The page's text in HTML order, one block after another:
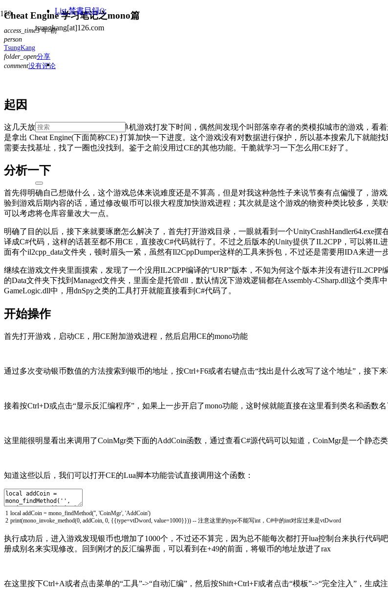
tsungkang[at]126.com
List禁書目録();
Cheat Engine 学习笔记之mono篇
access_time3 年 前
person
TsungKang
folder_open分享
comment没有评论
起因
这几天放假，闲着无聊就想着找点单机游戏打发下时间，偶然间发现个叫部落幸存者的类模拟城市的游戏，看
是拿出 Cheat Engine(下面简称CE) 打算加快一下进度。这个游戏没有对数据进行保护，所以基本搜索几下就
需要去找基址，找了一圈也没找到。鉴于之前没用过CE的其他功能。干脆就学习一下怎么用CE好了。
分析一下
首先得明确自己想做什么，这个游戏总体来说难度还是不算高，但是对我这种急性子来说节奏有点偏慢了，游
验到游戏后期内容的话，通过修改银币可以很大程度加快游戏进程；其次就是这个游戏的物资种类比较多，关
可以考虑将仓库容量改大一点。
明确了目的以后，接下来就要琢磨怎么解决了，首先打开游戏目录，一眼就看到一个UnityCrashHandler64.exe
译成C#代码，这样的话甚至都不用CE，直接改C#代码就行了。不过之后版本的Unity提供了IL2CPP，可以将IL
面有个il2cpp_data文件夹，顿时眉头一紧，虽然有Il2CppDumper这样的工具来拆包，不过还是需要用IDA来进
继续在游戏文件夹里面摸索，发现了一个没用IL2CPP编译的“URP”版本，不知为何这个版本并没有进行
的Data文件夹下找到Managed文件夹，里面全是托管dll，默认情况下游戏逻辑都在Assembly-CSharp.dll这个类
GameLogic.dll中，用dnSpy之类的工具打开就能直接看到C#代码了。
开始操作
首先打开游戏，启动CE，用CE附加游戏进程，然后启用CE的mono功能
通过多次变动银币数值的方法搜索到银币的地址，按Ctrl+F6或者右键点击“找出是什么改写了这个地址”，接下
接着按Ctrl+D或点击“显示反汇编程序”，如果上一步开启了mono功能，这时候就能直接在这里看到类名和函数名
这里能很明显看出来调用了CoinMgr类下面的AddCoin函数，通过查看C#源代码可以知道，CoinMgr是一个静态
知道这些以后，我们可以打开CE的Lua脚本功能尝试直接调用这个函数：
1
2
local addCoin = mono_findMethod('', 'CoinMgr', 'AddCoin')
print(mono_invoke_method(0, addCoin, 0, {{type=vtDword, value=1000}})) -- 注意这里的type不能写int，C#中的int对应过来是vtDword
执行成功后，进入游戏发现银币也增加了1000个，不过还不算完，因为总不能每次都打开lua控制台来执行代
册成别名来实现修改。回到刚才的反汇编界面，可以看到在+49的前面，将银币的地址放进了rax
在这里按下Ctrl+A或者点击菜单的“工具”->“自动汇编”，然后按Shift+Ctrl+F或者点击“模板”->“完全注入”，生成